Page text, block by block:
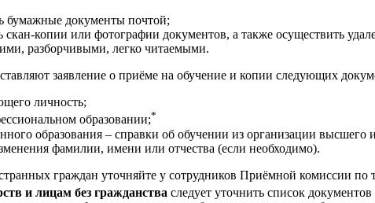
бумажные документы почтой;
скан-копии или фотографии документов, а также осуществить
разборчивыми, легко читаемыми.
заявление о приёме на обучение и копии следующих
личность;
образовании;*
образования – справки об обучении из организации высшего
фамилии, имени или отчества (если необходимо).
граждан уточняйте у сотрудников Приёмной комиссии по
и лицам без гражданства следует уточнить список